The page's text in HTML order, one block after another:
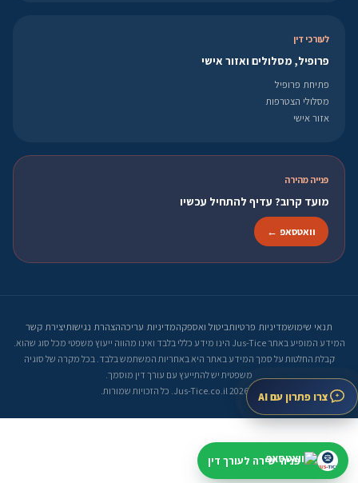
לעורכי דין
פרופיל, מסלולים ואזור אישי
פתיחת פרופיל
מסלולי הצטרפות
אזור אישי
פנייה מהירה
מועד קרוב? עדיף להתחיל עכשיו
וואטסאפ ←
תנאי שימושמדיניות פרטיותביטול ואספקהמדיניות עריכההצהרת נגישותיצירת קשר
המידע המופיע באתר Jus-Tice הינו מידע כללי בלבד ואינו מהווה ייעוץ משפטי מכל סוג שהוא.
קבלת החלטות על סמך המידע באתר היא באחריות המשתמש בלבד. בכל מקרה של סוגיה
משפטית יש להתייעץ עם עורך דין מוסמך.
© 2026 Jus-Tice.co.il. כל הזכויות שמורות.
צרו פתרון עם AI
פניה ישירה לעורך דין